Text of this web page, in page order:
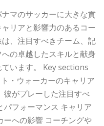
マのサッカーに大きな貢
リアと影響力のあるコー
、注目すべきチーム、記
の卓越したスキルと献身
います。 Key sections
・ウォーカーのキャリア
彼がプレーした注目すべ
パフォーマンス キャリア
ーへの影響 コーチングや